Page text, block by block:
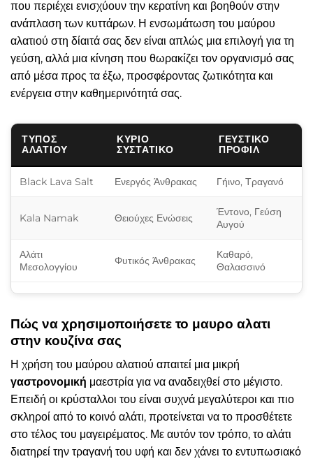
που περιέχει ενισχύουν την κερατίνη και βοηθούν στην
ανάπλαση των κυττάρων. Η ενσωμάτωση του μαύρου
αλατιού στη δίαιτά σας δεν είναι απλώς μια επιλογή για τη
γεύση, αλλά μια κίνηση που θωρακίζει τον οργανισμό σας
από μέσα προς τα έξω, προσφέροντας ζωτικότητα και
ενέργεια στην καθημερινότητά σας.
ΤΎΠΟΣ
ΑΛΑΤΙΟΎ
ΚΎΡΙΟ
ΣΥΣΤΑΤΙΚΌ
ΓΕΥΣΤΙΚΌ
ΠΡΟΦΊΛ
Black Lava Salt Ενεργός Άνθρακας Γήινο, Τραγανό
Kala Namak Θειούχες Ενώσεις
Έντονο, Γεύση
Αυγού
Αλάτι
Μεσολογγίου
Φυτικός Άνθρακας
Καθαρό,
Θαλασσινό
Πώς να χρησιμοποιήσετε το μαυρο αλατι
στην κουζίνα σας
Η χρήση του μαύρου αλατιού απαιτεί μια μικρή
γαστρονομική μαεστρία για να αναδειχθεί στο μέγιστο.
Επειδή οι κρύσταλλοι του είναι συχνά μεγαλύτεροι και πιο
σκληροί από το κοινό αλάτι, προτείνεται να το προσθέτετε
στο τέλος του μαγειρέματος. Με αυτόν τον τρόπο, το αλάτι
διατηρεί την τραγανή του υφή και δεν χάνει το εντυπωσιακό